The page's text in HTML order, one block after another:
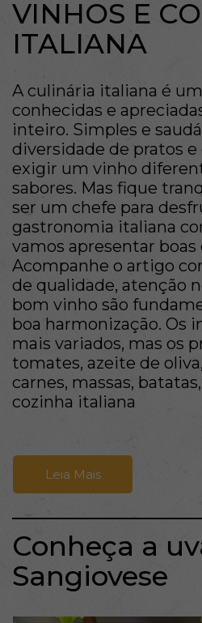
VINHOS E
ITALIANA
A culinária italiana é
conhecidas e
inteiro. Simples e
diversidade de pratos
exigir um vinho
sabores. Mas fique
ser um chefe para
gastronomia italiana
vamos apresentar boas
Acompanhe o artigo
de qualidade, atenção
bom vinho são
boa harmonização. Os
mais variados, mas os
tomates, azeite de
carnes, massas,
cozinha italiana
Leia Mais
Conheça a
Sangiovese